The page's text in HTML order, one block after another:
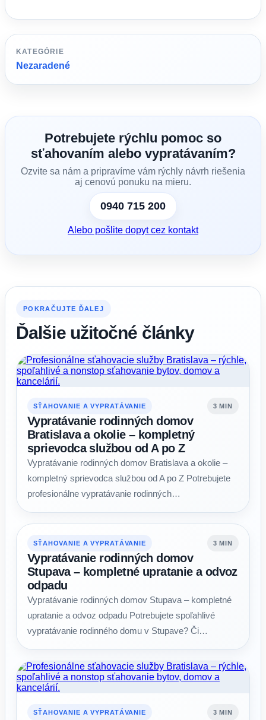
KATEGÓRIE
Nezaradené
Potrebujete rýchlu pomoc so
sťahovaním alebo vypratávaním?
Ozvite sa nám a pripravíme vám rýchly návrh riešenia
aj cenovú ponuku na mieru.
0940 715 200
Alebo pošlite dopyt cez kontakt
POKRAČUJTE ĎALEJ
Ďalšie užitočné články
SŤAHOVANIE A VYPRATÁVANIE 3 MIN
Vypratávanie rodinných domov
Bratislava a okolie – kompletný
sprievodca službou od A po Z
Vypratávanie rodinných domov Bratislava a okolie –
kompletný sprievodca službou od A po Z Potrebujete
profesionálne vypratávanie rodinných…
SŤAHOVANIE A VYPRATÁVANIE 3 MIN
Vypratávanie rodinných domov
Stupava – kompletné upratanie a odvoz
odpadu
Vypratávanie rodinných domov Stupava – kompletné
upratanie a odvoz odpadu Potrebujete spoľahlivé
vypratávanie rodinného domu v Stupave? Či…
SŤAHOVANIE A VYPRATÁVANIE 3 MIN